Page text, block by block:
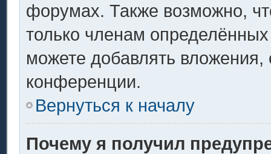
форумах. Также возможно,
только членам
можете добавлять
конференции.
Вернуться к началу
Почему я получил